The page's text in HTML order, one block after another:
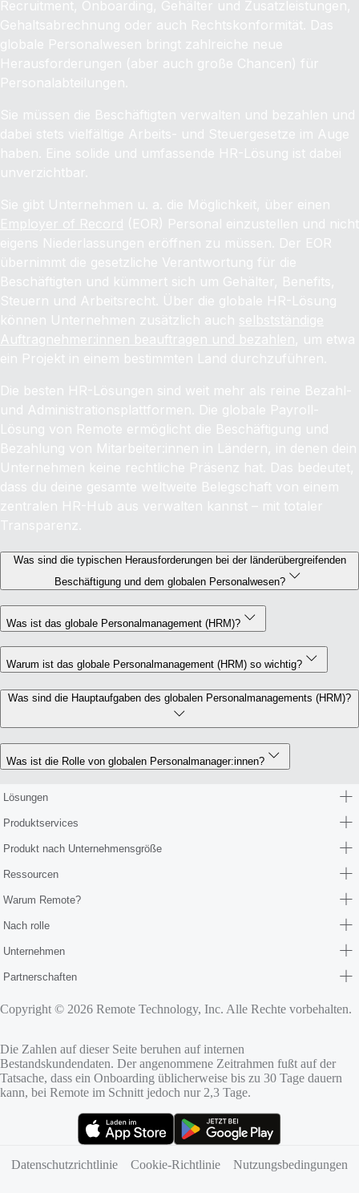
Recruitment, Onboarding, Gehälter und Zusatzleistungen,
Gehaltsabrechnung oder auch Rechtskonformität. Das
globale Personalwesen bringt zahlreiche neue
Herausforderungen (aber auch große Chancen) für
Personalabteilungen.
Sie müssen die Beschäftigten verwalten und bezahlen und
dabei stets vielfältige Arbeits- und Steuergesetze im Auge
haben. Eine solide und umfassende HR-Lösung ist dabei
unverzichtbar.
Sie gibt Unternehmen u. a. die Möglichkeit, über einen
Employer of Record
(EOR) Personal einzustellen und nicht
eigens Niederlassungen eröffnen zu müssen. Der EOR
übernimmt die gesetzliche Verantwortung für die
Beschäftigten und kümmert sich um Gehälter, Benefits,
Steuern und Arbeitsrecht. Über die globale HR-Lösung
können Unternehmen zusätzlich auch selbstständige
Auftragnehmer:innen beauftragen und bezahlen, um etwa
ein Projekt in einem bestimmten Land durchzuführen.
Die besten HR-Lösungen sind weit mehr als reine Bezahl-
und Administrationsplattformen. Die globale Payroll-
Lösung von Remote ermöglicht die Beschäftigung und
Bezahlung von Mitarbeiter:innen in Ländern, in denen dein
Unternehmen keine rechtliche Präsenz hat. Das bedeutet,
dass du deine gesamte weltweite Belegschaft von einem
zentralen HR-Hub aus verwalten kannst – mit totaler
Transparenz.
Was sind die typischen Herausforderungen bei der länderübergreifenden
Beschäftigung und dem globalen Personalwesen?
Was ist das globale Personalmanagement (HRM)?
Warum ist das globale Personalmanagement (HRM) so wichtig?
Was sind die Hauptaufgaben des globalen Personalmanagements (HRM)?
Was ist die Rolle von globalen Personalmanager:innen?
Lösungen
Produktservices
Produkt nach Unternehmensgröße
Ressourcen
Warum Remote?
Nach rolle
Unternehmen
Partnerschaften
Copyright © 2026 Remote Technology, Inc. Alle Rechte vorbehalten.
Die Zahlen auf dieser Seite beruhen auf internen
Bestandskundendaten. Der angenommene Zeitrahmen fußt auf der
Tatsache, dass ein Onboarding üblicherweise bis zu 30 Tage dauern
kann, bei Remote im Schnitt jedoch nur 2,3 Tage.
Datenschutzrichtlinie
Cookie-Richtlinie Nutzungsbedingungen